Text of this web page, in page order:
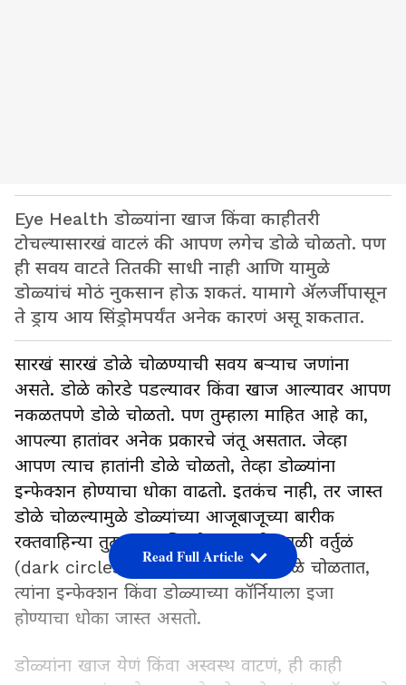
Eye Health डोळ्यांना खाज किंवा काहीतरी
टोचल्यासारखं वाटलं की आपण लगेच डोळे चोळतो. पण
ही सवय वाटते तितकी साधी नाही आणि यामुळे
डोळ्यांचं मोठं नुकसान होऊ शकतं. यामागे ॲलर्जीपासून
ते ड्राय आय सिंड्रोमपर्यंत अनेक कारणं असू शकतात.
सारखं सारखं डोळे चोळण्याची सवय बऱ्याच जणांना
असते. डोळे कोरडे पडल्यावर किंवा खाज आल्यावर आपण
नकळतपणे डोळे चोळतो. पण तुम्हाला माहित आहे का,
आपल्या हातांवर अनेक प्रकारचे जंतू असतात. जेव्हा
आपण त्याच हातांनी डोळे चोळतो, तेव्हा डोळ्यांना
इन्फेक्शन होण्याचा धोका वाढतो. इतकंच नाही, तर जास्त
डोळे चोळल्यामुळे डोळ्यांच्या आजूबाजूच्या बारीक
रक्तवाहिन्या तुटतात आणि डोळ्यांखाली काळी वर्तुळं
(dark circles) येतात. जे लोक सतत डोळे चोळतात,
त्यांना इन्फेक्शन किंवा डोळ्याच्या कॉर्नियाला इजा
होण्याचा धोका जास्त असतो.
डोळ्यांना खाज येणं किंवा अस्वस्थ वाटणं, ही काही
Read Full Article